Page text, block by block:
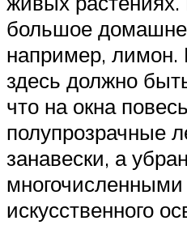
большое
например, лимон.
здесь должно
что на окна
полупрозрачные
занавески, а
искусственного